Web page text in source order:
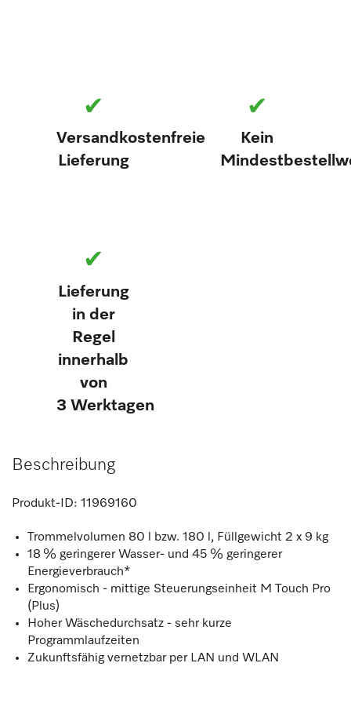
✔
Versandkostenfreie
Lieferung
✔
Kein
✔
Lieferung
in der
Regel
innerhalb
von
3 Werktagen
Beschreibung
Produkt-ID: 11969160
Trommelvolumen 80 l bzw. 180 l, Füllgewicht 2 x 9 kg
18 % geringerer Wasser- und 45 % geringerer
Energieverbrauch*
Ergonomisch - mittige Steuerungseinheit M Touch Pro
(Plus)
Hoher Wäschedurchsatz - sehr kurze
Programmlaufzeiten
Zukunftsfähig vernetzbar per LAN und WLAN